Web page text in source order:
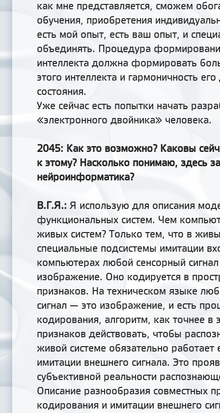
как мне представляется, сможем
обучения, приобретения
есть мой опыт, есть ваш опыт, и
объединять. Процедура
интеллекта должна формировать
этого интеллекта и гармоничность
состояния.
Уже сейчас есть попытки начать
«электронного двойника» человека.
2045: Как это возможно? Каковы
к этому? Насколько понимаю, здесь
нейроинформатика?
В.Г.Я.: Я использую для описания
функциональных систем. Чем
живых систем? Только тем, что в
специальные подсистемы имитации
компьютерах любой сенсорный
изображение. Оно кодируется в
признаков. На техническом языке
сигнал — это изображение, и есть
кодирования, алгоритм, как точнее в
признаков действовать, чтобы
живой системе обязательно
имитации внешнего сигнала. Это
субъективной реальности
Описание разнообразия совместных
кодирования и имитации внешнего